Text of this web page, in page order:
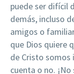
puede ser difícil
demás, incluso
amigos o
que Dios quiere
de Cristo somos
cuenta o no.